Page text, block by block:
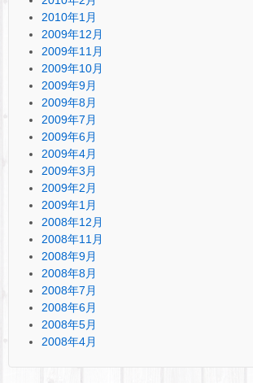
2010年1月
2009年12月
2009年11月
2009年10月
2009年9月
2009年8月
2009年7月
2009年6月
2009年4月
2009年3月
2009年2月
2009年1月
2008年12月
2008年11月
2008年9月
2008年8月
2008年7月
2008年6月
2008年5月
2008年4月